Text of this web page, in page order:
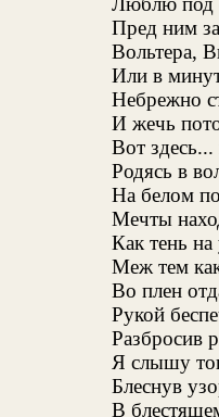
Пред ним
Вольтера,
Или в
Небрежно
И жечь
Вот
Родясь в
На белом
Мечты
Как тень на
Меж тем
Во плен
Рукой
Разбросив
Я слышу
Блеснув
В